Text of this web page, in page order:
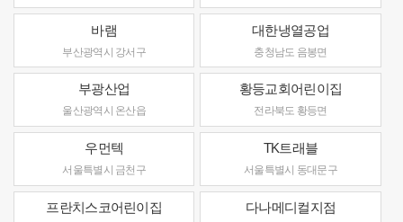
바램
부산광역시 강서구
대한냉열공업
충청남도 음봉면
부광산업
울산광역시 온산읍
황등교회어린이집
전라북도 황등면
우먼텍
서울특별시 금천구
TK트래블
서울특별시 동대문구
프란치스코어린이집 다나메디컬지점